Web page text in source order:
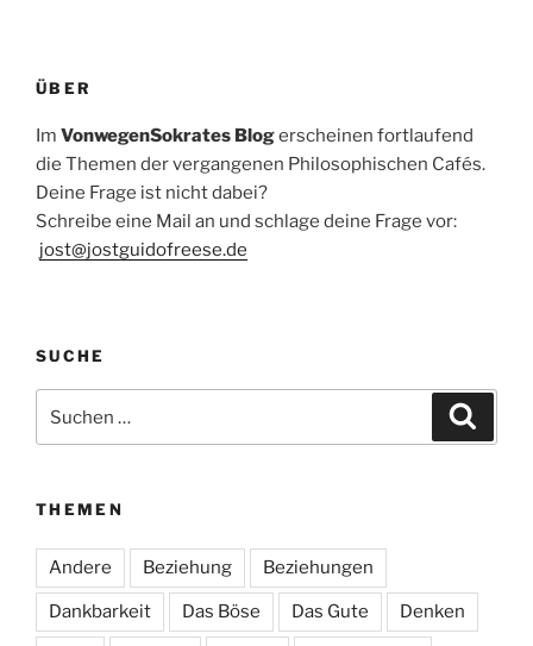
ÜBER
Im VonwegenSokrates Blogerscheinen fortlaufend
die Themen der vergangenen Philosophischen Cafés.
Deine Frage ist nicht dabei?
Schreibe eine Mail an und schlage deine Frage vor:
jost@jostguidofreese.de
SUCHE
nach:
THEMEN
Andere Beziehung Beziehungen
Dankbarkeit Das Böse Das Gute Denken